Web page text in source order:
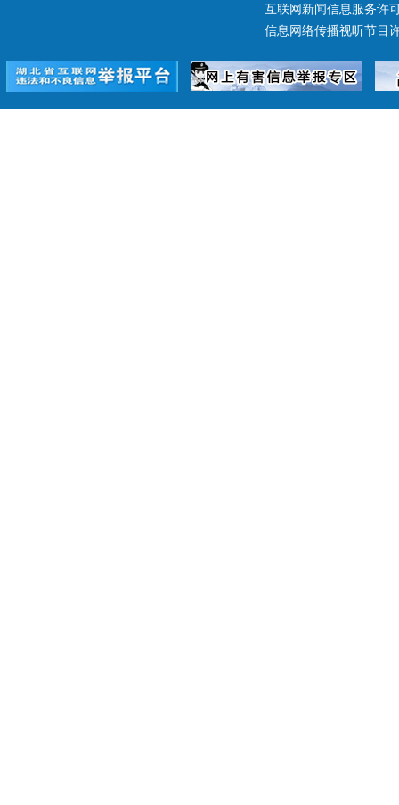
互联网新闻信息服务许
信息网络传播视听节目